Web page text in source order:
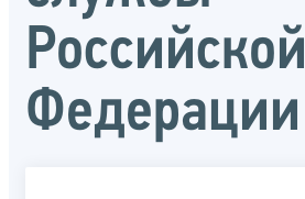
Российской
Федерации